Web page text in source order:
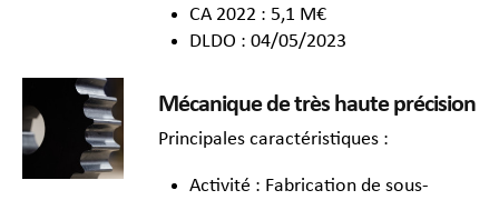
CA 2022 : 5,1 M€
DLDO : 04/05/2023
Mécanique de très haute précision
Principales caractéristiques :
Activité : Fabrication de sous-